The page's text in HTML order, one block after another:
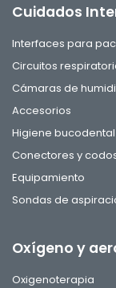
Cuidados
Interfaces para
Circuitos
Cámaras de
Accesorios
Higiene bucodental
Conectores y
Equipamiento
Sondas de
Oxígeno y
Oxigenoterapia